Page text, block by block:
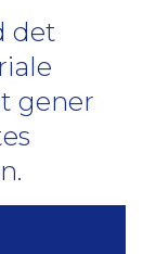
det
gener